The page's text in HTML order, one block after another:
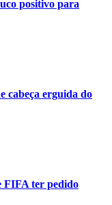
positivo para
cabeça erguida do
FIFA ter pedido